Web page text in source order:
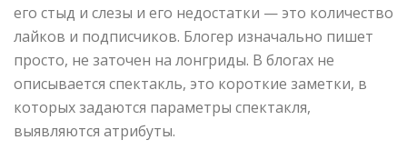
его стыд и слезы и его недостатки — это количество
лайков и подписчиков. Блогер изначально пишет
просто, не заточен на лонгриды. В блогах не
описывается спектакль, это короткие заметки, в
которых задаются параметры спектакля,
выявляются атрибуты.